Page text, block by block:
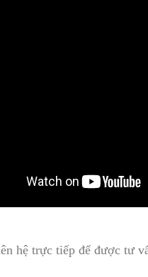
hệ trực tiếp để được tư